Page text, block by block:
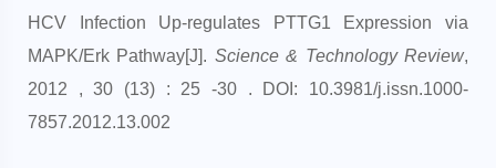
HCV Infection Up-regulates PTTG1 Expression via
MAPK/Erk Pathway[J]. Science & Technology Review,
2012 , 30 (13) : 25 -30 . DOI: 10.3981/j.issn.1000-
7857.2012.13.002